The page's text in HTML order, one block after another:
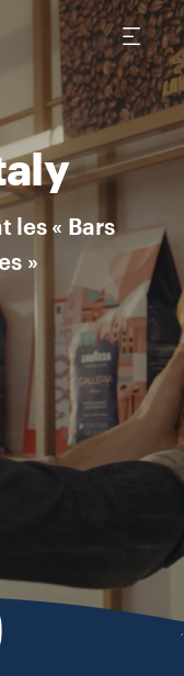
d’assemblages qui
les « Bars
»